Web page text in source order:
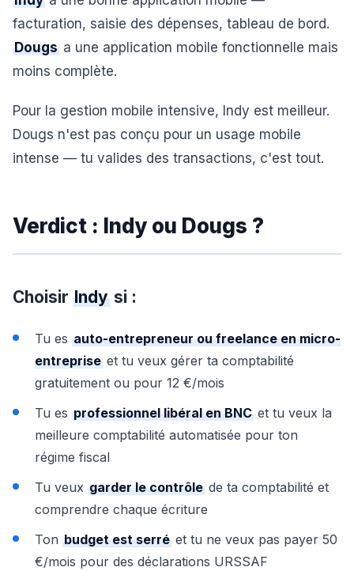
facturation, saisie des dépenses, tableau de bord.
Dougs a une application mobile fonctionnelle mais
moins complète.
Pour la gestion mobile intensive, Indy est meilleur.
Dougs n'est pas conçu pour un usage mobile
intense — tu valides des transactions, c'est tout.
Verdict : Indy ou Dougs ?
Choisir Indy si :
Tu es auto-entrepreneur ou freelance en micro-
entreprise et tu veux gérer ta comptabilité
gratuitement ou pour 12 €/mois
Tu es professionnel libéral en BNC et tu veux la
meilleure comptabilité automatisée pour ton
régime fiscal
Tu veux garder le contrôle de ta comptabilité et
comprendre chaque écriture
Ton budget est serré et tu ne veux pas payer 50
€/mois pour des déclarations URSSAF